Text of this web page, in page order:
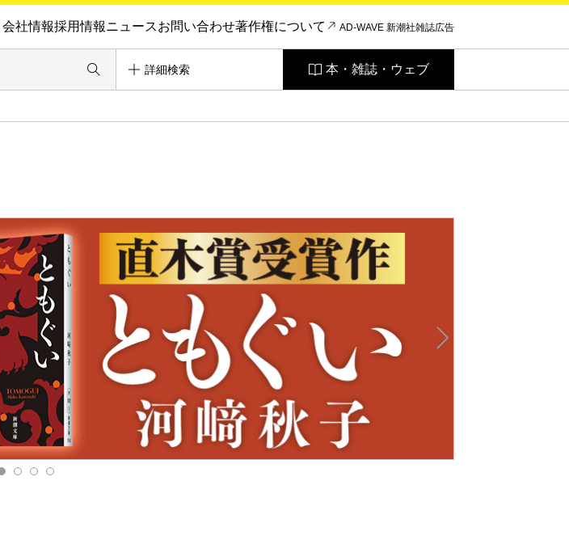
会社情報採用情報ニュースお問い合わせ著作権について AD-WAVE 新潮社雑誌広告
詳細検索 本・雑誌・ウェブ